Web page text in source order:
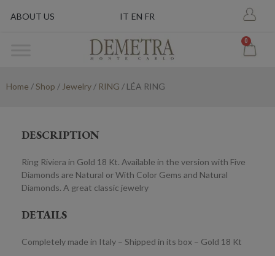
ABOUT US IT EN FR
0
Home /Shop / Jewelry / RING / LÉA RING
DESCRIPTION
Ring Riviera in Gold 18 Kt. Available in the version with Five
Diamonds are Natural or With Color Gems and Natural
Diamonds. A great classic jewelry
DETAILS
Completely made in Italy – Shipped in its box – Gold 18 Kt